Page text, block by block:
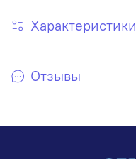
Характеристики
Отзывы